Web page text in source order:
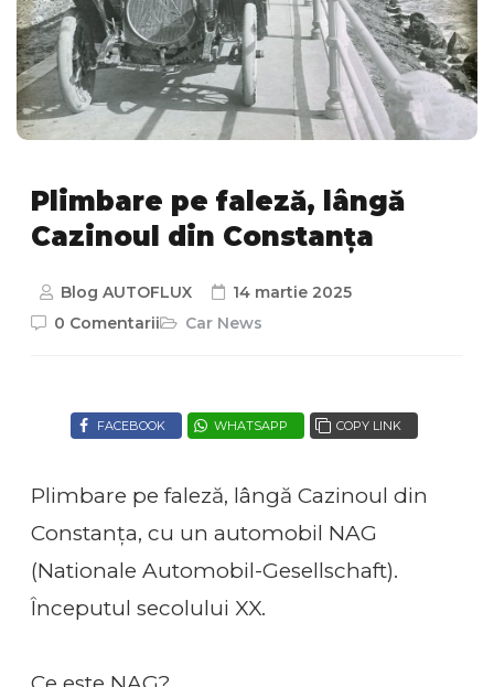
Plimbare pe faleză, lângă
Cazinoul din Constanța
Blog AUTOFLUX
14 martie 2025
0 Comentarii
Car News
FACEBOOK WHATSAPP COPY LINK
Plimbare pe faleză, lângă Cazinoul din
Constanța, cu un automobil NAG
(Nationale Automobil-Gesellschaft).
Începutul secolului XX.